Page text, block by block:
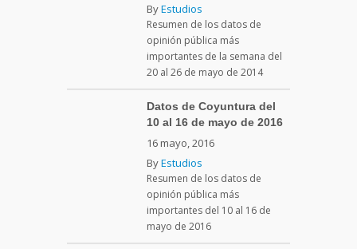
ByEstudios
Resumen de los datos de
opinión pública más
importantes de la semana del
20 al 26 de mayo de 2014
Datos de Coyuntura del
10 al 16 de mayo de 2016
16 mayo, 2016
ByEstudios
Resumen de los datos de
opinión pública más
importantes del 10 al 16 de
mayo de 2016